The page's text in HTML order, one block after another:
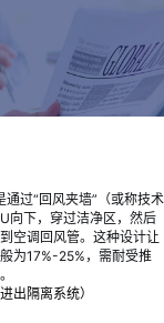
过“回风夹墙”（或称技术
向下，穿过洁净区，然后
空调回风管。这种设计让
为17%-25%，需耐受推
出隔离系统）